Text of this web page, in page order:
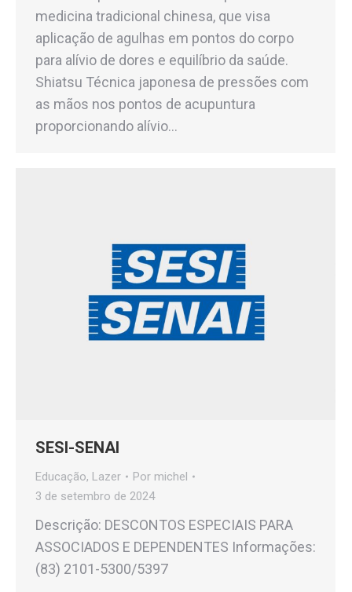
medicina tradicional chinesa, que visa
aplicação de agulhas em pontos do corpo
para alívio de dores e equilíbrio da saúde.
Shiatsu Técnica japonesa de pressões com
as mãos nos pontos de acupuntura
proporcionando alívio…
SESI-SENAI
Educação, Lazer Por michel
3 de setembro de 2024
Descrição: DESCONTOS ESPECIAIS PARA
ASSOCIADOS E DEPENDENTES Informações:
(83) 2101-5300/5397